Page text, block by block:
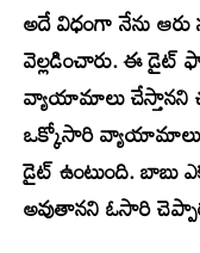
అదే విధంగా నేను
వెల్లడించారు. ఈ డైట్
వ్యాయామాలు చేస్తానని
ఒక్కోసారి
డైట్ ఉంటుంది.
అవుతానని ఓసారి